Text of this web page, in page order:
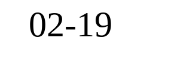
02-19